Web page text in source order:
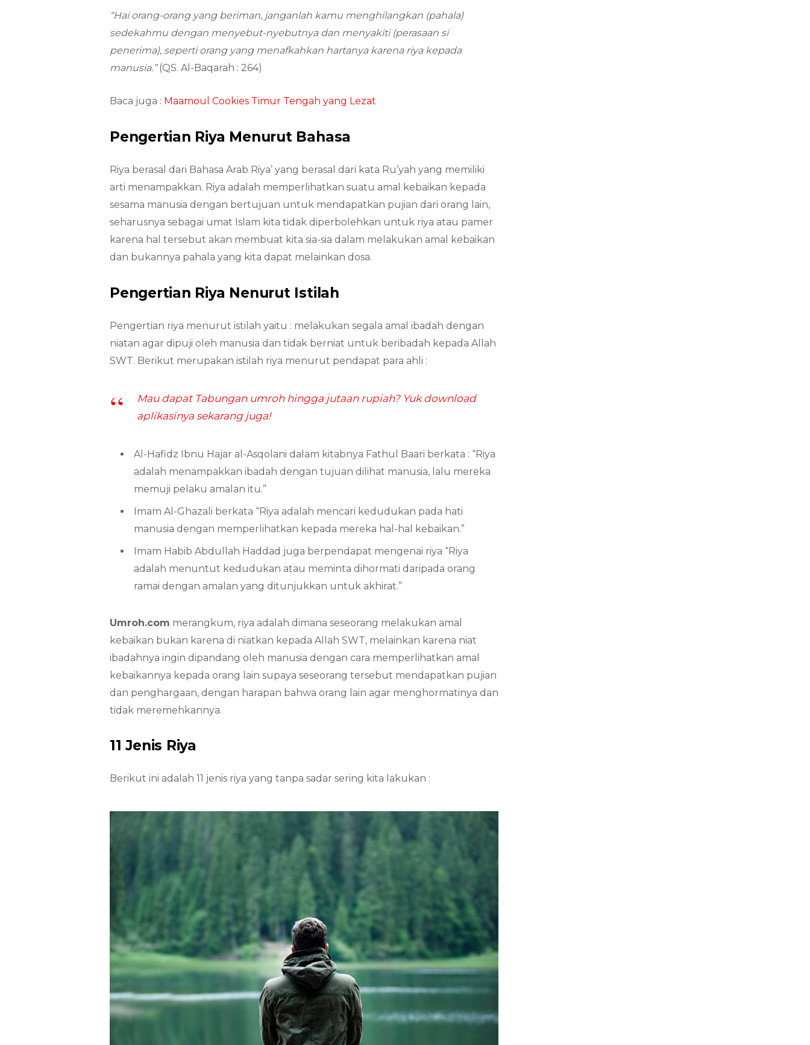
“Hai orang-orang yang beriman, janganlah kamu menghilangkan (pahala)
sedekahmu dengan menyebut-nyebutnya dan menyakiti (perasaan si
penerima), seperti orang yang menafkahkan hartanya karena riya kepada
manusia.”(QS. Al-Baqarah : 264)
Baca juga : Maamoul Cookies Timur Tengah yang Lezat
Pengertian Riya Menurut Bahasa
Riya berasal dari Bahasa Arab Riya’ yang berasal dari kata Ru’yah yang memiliki
arti menampakkan. Riya adalah memperlihatkan suatu amal kebaikan kepada
sesama manusia dengan bertujuan untuk mendapatkan pujian dari orang lain,
seharusnya sebagai umat Islam kita tidak diperbolehkan untuk riya atau pamer
karena hal tersebut akan membuat kita sia-sia dalam melakukan amal kebaikan
dan bukannya pahala yang kita dapat melainkan dosa.
Pengertian Riya Nenurut Istilah
Pengertian riya menurut istilah yaitu : melakukan segala amal ibadah dengan
niatan agar dipuji oleh manusia dan tidak berniat untuk beribadah kepada Allah
SWT. Berikut merupakan istilah riya menurut pendapat para ahli :
Mau dapat Tabungan umroh hingga jutaan rupiah? Yuk download
aplikasinya sekarang juga!
Al-Hafidz Ibnu Hajar al-Asqolani dalam kitabnya Fathul Baari berkata : “Riya
adalah menampakkan ibadah dengan tujuan dilihat manusia, lalu mereka
memuji pelaku amalan itu.”
Imam Al-Ghazali berkata “Riya adalah mencari kedudukan pada hati
manusia dengan memperlihatkan kepada mereka hal-hal kebaikan.”
Imam Habib Abdullah Haddad juga berpendapat mengenai riya “Riya
adalah menuntut kedudukan atau meminta dihormati daripada orang
ramai dengan amalan yang ditunjukkan untuk akhirat.”
Umroh.com merangkum, riya adalah dimana seseorang melakukan amal
kebaikan bukan karena di niatkan kepada Allah SWT, melainkan karena niat
ibadahnya ingin dipandang oleh manusia dengan cara memperlihatkan amal
kebaikannya kepada orang lain supaya seseorang tersebut mendapatkan pujian
dan penghargaan, dengan harapan bahwa orang lain agar menghormatinya dan
tidak meremehkannya.
11 Jenis Riya
Berikut ini adalah 11 jenis riya yang tanpa sadar sering kita lakukan :